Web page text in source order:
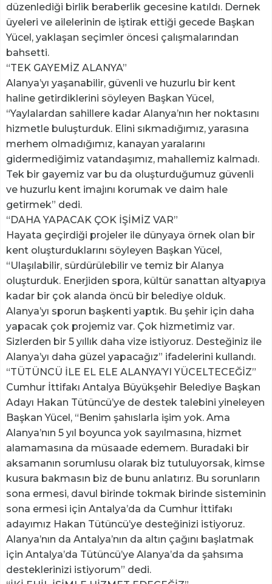
düzenlediği birlik beraberlik gecesine katıldı. Dernek
üyeleri ve ailelerinin de iştirak ettiği gecede Başkan
Yücel, yaklaşan seçimler öncesi çalışmalarından
bahsetti.
“TEK GAYEMİZ ALANYA”
Alanya’yı yaşanabilir, güvenli ve huzurlu bir kent
haline getirdiklerini söyleyen Başkan Yücel,
“Yaylalardan sahillere kadar Alanya’nın her noktasını
hizmetle buluşturduk. Elini sıkmadığımız, yarasına
merhem olmadığımız, kanayan yaralarını
gidermediğimiz vatandaşımız, mahallemiz kalmadı.
Tek bir gayemiz var bu da oluşturduğumuz güvenli
ve huzurlu kent imajını korumak ve daim hale
getirmek” dedi.
“DAHA YAPACAK ÇOK İŞİMİZ VAR”
Hayata geçirdiği projeler ile dünyaya örnek olan bir
kent oluşturduklarını söyleyen Başkan Yücel,
“Ulaşılabilir, sürdürülebilir ve temiz bir Alanya
oluşturduk. Enerjiden spora, kültür sanattan altyapıya
kadar bir çok alanda öncü bir belediye olduk.
Alanya’yı sporun başkenti yaptık. Bu şehir için daha
yapacak çok projemiz var. Çok hizmetimiz var.
Sizlerden bir 5 yıllık daha vize istiyoruz. Desteğiniz ile
Alanya’yı daha güzel yapacağız” ifadelerini kullandı.
“TÜTÜNCÜ İLE EL ELE ALANYA’YI YÜCELTECEĞİZ”
Cumhur İttifakı Antalya Büyükşehir Belediye Başkan
Adayı Hakan Tütüncü’ye de destek talebini yineleyen
Başkan Yücel, “Benim şahıslarla işim yok. Ama
Alanya’nın 5 yıl boyunca yok sayılmasına, hizmet
alamamasına da müsaade edemem. Buradaki bir
aksamanın sorumlusu olarak biz tutuluyorsak, kimse
kusura bakmasın biz de bunu anlatırız. Bu sorunların
sona ermesi, davul birinde tokmak birinde sisteminin
sona ermesi için Antalya’da da Cumhur İttifakı
adayımız Hakan Tütüncü’ye desteğinizi istiyoruz.
Alanya’nın da Antalya’nın da altın çağını başlatmak
için Antalya’da Tütüncü’ye Alanya’da da şahsıma
desteklerinizi istiyorum” dedi.